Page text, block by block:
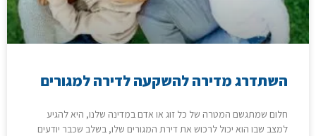
השתדרג מדירה להשקעה לדירה למגורים
חלום שמתגשם המטרה של כל זוג או אדם במדינה שלנו, היא להגיע
למצב שבו הוא יכול לרכוש את דירת המגורים שלו, בשלב שכבר יודעים